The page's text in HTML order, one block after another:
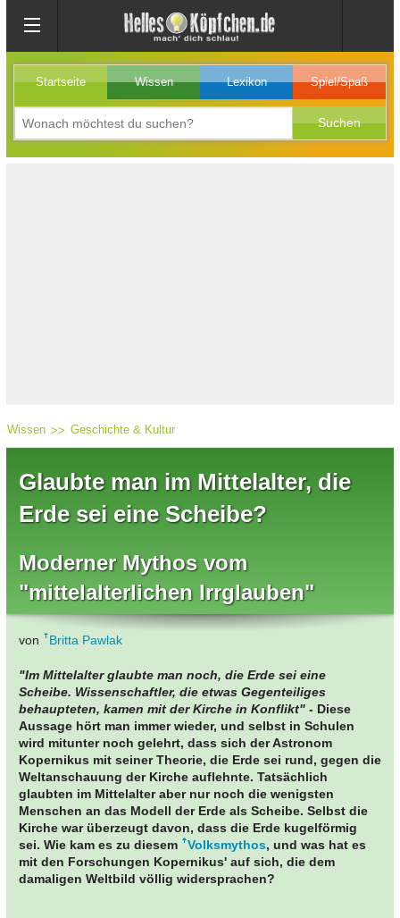
Startseite Wissen Lexikon Spiel/Spaß
Wissen Geschichte & Kultur
Glaubte man im Mittelalter, die
Erde sei eine Scheibe?
Moderner Mythos vom
"mittelalterlichen Irrglauben"
von Britta Pawlak
"Im Mittelalter glaubte man noch, die Erde sei eine
Scheibe. Wissenschaftler, die etwas Gegenteiliges
behaupteten, kamen mit der Kirche in Konflikt" - Diese
Aussage hört man immer wieder, und selbst in Schulen
wird mitunter noch gelehrt, dass sich der Astronom
Kopernikus mit seiner Theorie, die Erde sei rund, gegen die
Weltanschauung der Kirche auflehnte. Tatsächlich
glaubten im Mittelalter aber nur noch die wenigsten
Menschen an das Modell der Erde als Scheibe. Selbst die
Kirche war überzeugt davon, dass die Erde kugelförmig
sei. Wie kam es zu diesem
Volksmythos, und was hat es
mit den Forschungen Kopernikus' auf sich, die dem
damaligen Weltbild völlig widersprachen?